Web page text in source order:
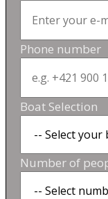
Phone number
Boat Selection
Number of